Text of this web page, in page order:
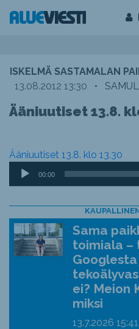
ISKELMÄ SASTAMALAN
13.08.2012 13:30
•
Ääniuutiset 13.8.
Ääniuutiset 13.8. klo 13.30
Äänitoistin
00:00
Sama
toimiala –
Googlesta
ei? Meion
miksi
13.7.2026 15:41